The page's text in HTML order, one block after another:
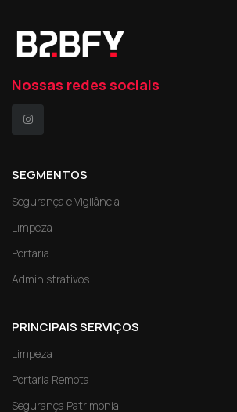
Nossas redes sociais
SEGMENTOS
Segurança e Vigilância
Limpeza
Portaria
Administrativos
PRINCIPAIS SERVIÇOS
Limpeza
Portaria Remota
Segurança Patrimonial